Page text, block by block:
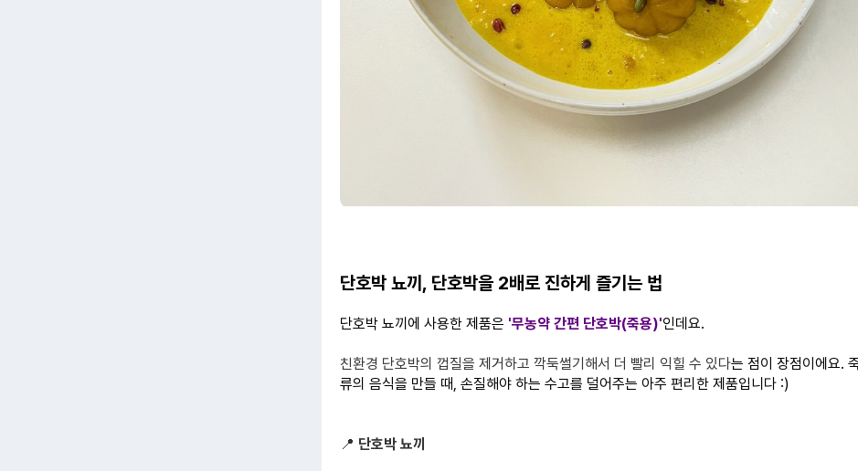
단호박 뇨끼, 단호박을 2배로 진하게 즐기는 법
단호박 뇨끼에 사용한 제품은 '무농약 간편 단호박(죽용)'인데요.
친환경 단호박의 껍질을 제거하고 깍둑썰기해서 더 빨리 익힐 수 있다는 점이 장점이에요.
류의 음식을 만들 때, 손질해야 하는 수고를 덜어주는 아주 편리한 제품입니다 :)
📍 단호박 뇨끼